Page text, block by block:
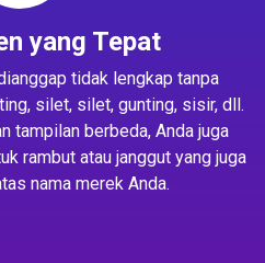
yang Tepat
tidak lengkap tanpa
silet, silet, gunting, sisir, dll.
tampilan berbeda, Anda juga
rambut atau janggut yang juga
nama merek Anda.